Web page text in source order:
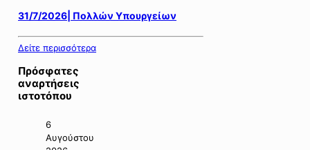
31/7/2026| Πολλών Υπουργείων
Δείτε περισσότερα
Πρόσφατες
αναρτήσεις
ιστοτόπου
6
Αυγούστου